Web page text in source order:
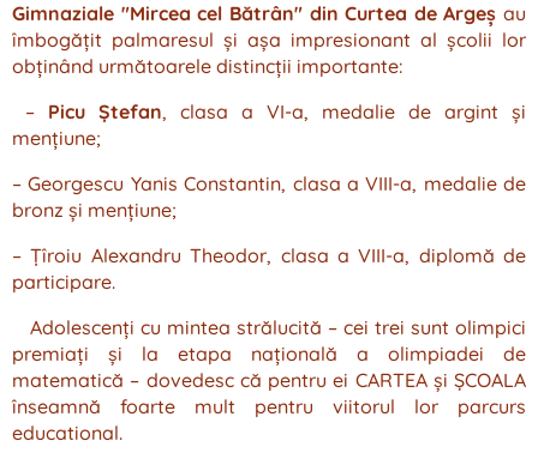
Gimnaziale "Mircea cel Bătrân" din Curtea de Argeș au
îmbogățit palmaresul și așa impresionant al școlii lor
obținând următoarele distincții importante:
– Picu Ștefan, clasa a VI-a, medalie de argint și
mențiune;
– Georgescu Yanis Constantin, clasa a VIII-a, medalie de
bronz și mențiune;
– Țîroiu Alexandru Theodor, clasa a VIII-a, diplomă de
participare.
Adolescenți cu mintea strălucită – cei trei sunt olimpici
premiați și la etapa națională a olimpiadei de
matematică – dovedesc că pentru ei CARTEA și ȘCOALA
înseamnă foarte mult pentru viitorul lor parcurs
educational.